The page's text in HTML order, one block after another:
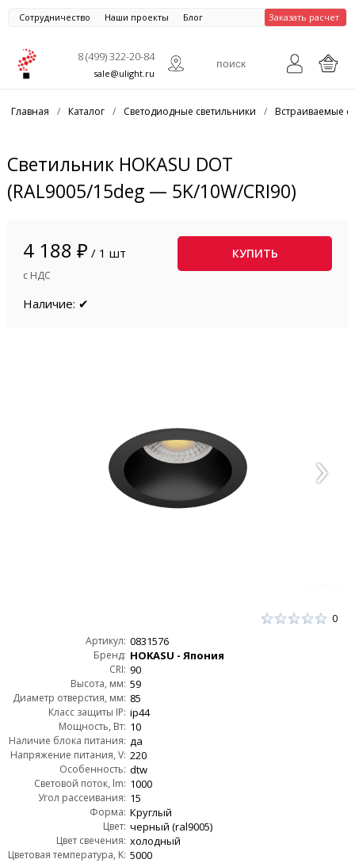
Сотрудничество Наши проекты Блог Заказать расчет
8 (499) 322-20-84
sale@ulight.ru
Главная / Каталог / Светодиодные светильники / Встраиваемые
Светильник HOKASU DOT
(RAL9005/15deg — 5K/10W/CRI90)
4 188 ₽ / 1 шт
с НДС
КУПИТЬ
Наличие: ✔
0
Артикул: 0831576
Бренд: HOKASU - Япония
CRI: 90
Высота, мм: 59
Диаметр отверстия, мм: 85
Класс защиты IP: ip44
Мощность, Вт: 10
Наличие блока питания: да
Напряжение питания, V: 220
Особенность: dtw
Световой поток, lm: 1000
Угол рассеивания: 15
Форма: Круглый
Цвет: черный (ral9005)
Цвет свечения: холодный
Цветовая температура, K: 5000